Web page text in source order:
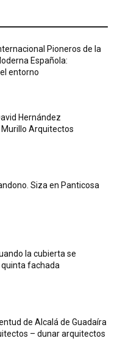
Pioneros de la
Española:
entorno
Hernández
Arquitectos
Siza en Panticosa
la cubierta se
fachada
de Alcalá de Guadaíra
– dunar arquitectos